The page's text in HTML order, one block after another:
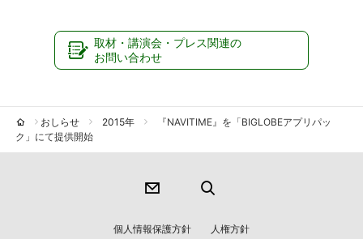
取材・講演会・プレス関連の
お問い合わせ
おしらせ 2015年
『NAVITIME』を「BIGLOBEアプリパッ
ク」にて提供開始
個人情報保護方針 人権方針